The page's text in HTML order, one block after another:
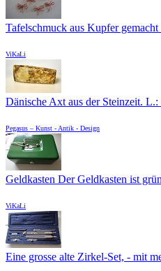
Tafelschmuck aus Kupfer
ViKaLi
Dänische Axt aus der Steinzeit. L.:
Pegasus – Kunst - Antik - Design
Geldkasten Der Geldkasten ist
ViKaLi
Eine grosse alte Zirkel-Set, - mit